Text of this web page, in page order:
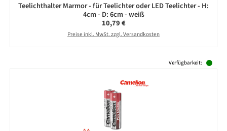
Teelichthalter Marmor - für Teelichter oder LED Teelichter - H:
4cm - D: 6cm - weiß
Regulärer Preis:
10,79 €
Preise inkl. MwSt. zzgl. Versandkosten
Verfügbarkeit: